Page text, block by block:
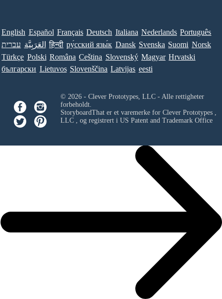
English Español Français Deutsch Italiana Nederlands Português
עברית العَرَبِيَّة हिन्दी ру́сский язы́к Dansk Svenska Suomi Norsk
Türkçe Polski Româna Ceština Slovenský Magyar Hrvatski
български Lietuvos Slovenščina Latvijas eesti
© 2026 - Clever Prototypes, LLC - Alle rettigheter
forbeholdt.
StoryboardThat er et varemerke for Clever Prototypes ,
LLC, og registrert i US Patent and Trademark Office